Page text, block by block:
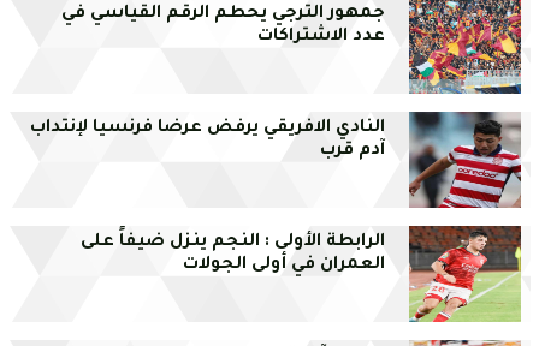
جمهور الترجي يحطم الرقم القياسي في
عدد الاشتراكات
النادي الافريقي يرفض عرضا فرنسيا لإنتداب
آدم قرب
الرابطة الأولى : النجم ينزل ضيفاً على
العمران في أولى الجولات